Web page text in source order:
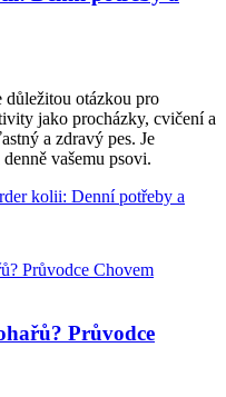
otázkou pro
jako procházky, cvičení a
a zdravý pes. Je
vašemu psovi.
kolii: Denní potřeby a
Průvodce